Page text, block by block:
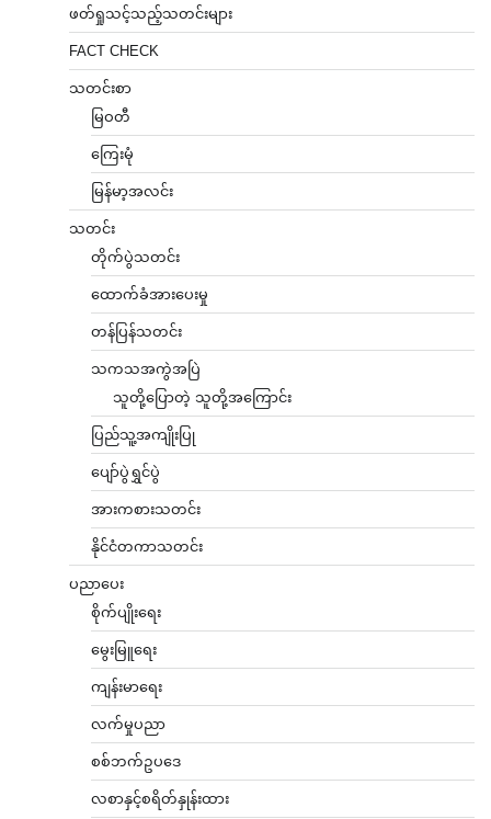
ဖတ်ရှုသင့်သည့်သတင်းများ
FACT CHECK
သတင်းစာ
မြဝတီ
ကြေးမုံ
မြန်မာ့အလင်း
သတင်း
တိုက်ပွဲသတင်း
ထောက်ခံအားပေးမှု
တန်ပြန်သတင်း
သကသအကွဲအပြဲ
သူတို့ပြောတဲ့ သူတို့အကြောင်း
ပြည်သူ့အကျိုးပြု
ပျော်ပွဲရွှင်ပွဲ
အားကစားသတင်း
နိုင်ငံတကာသတင်း
ပညာပေး
စိုက်ပျိုးရေး
မွေးမြူရေး
ကျန်းမာရေး
လက်မှုပညာ
စစ်ဘက်ဥပဒေ
လစာနှင့်စရိတ်နှုန်းထား